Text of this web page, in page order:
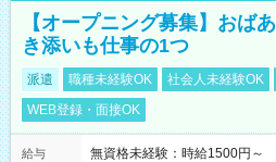
【オープニング募集】おば
き添いも仕事の1つ
派遣 職種未経験OK 社会人未経験OK
WEB登録・面接OK
給与
無資格未経験：時給1500円